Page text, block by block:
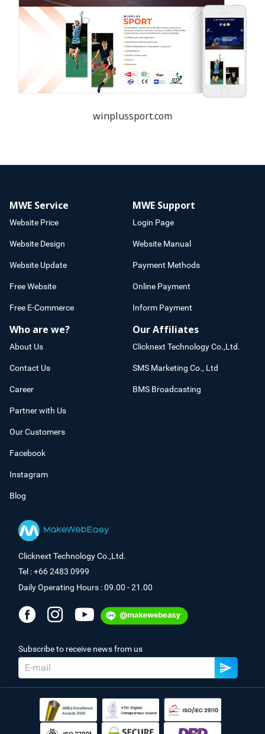
winplussport.com
MWE Service
Website Price
Website Design
Website Update
Free Website
Free E-Commerce
MWE Support
Login Page
Website Manual
Payment Methods
Online Payment
Inform Payment
Who are we?
About Us
Contact Us
Career
Partner with Us
Our Customers
Facebook
Instagram
Blog
Our Affiliates
Clicknext Technology Co.,Ltd.
SMS Marketing Co., Ltd
BMS Broadcasting
Clicknext Technology Co.,Ltd.
Tel : +66 2483 0999
Daily Operating Hours : 09.00 - 21.00
Subscribe to receive news from us